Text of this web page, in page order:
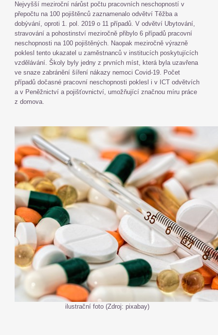
Nejvyšší meziroční nárůst počtu pracovních neschopností v
přepočtu na 100 pojištěnců zaznamenalo odvětví Těžba a
dobývání, oproti 1. pol. 2019 o 11 případů. V odvětví Ubytování,
stravování a pohostinství meziročně přibylo 6 případů pracovní
neschopnosti na 100 pojištěných. Naopak meziročně výrazně
poklesl tento ukazatel u zaměstnanců v institucích poskytujících
vzdělávání. Školy byly jedny z prvních míst, která byla uzavřena
ve snaze zabránění šíření nákazy nemoci Covid-19. Počet
případů dočasné pracovní neschopnosti poklesl i v ICT odvětvích
a v Peněžnictví a pojišťovnictví, umožňující značnou míru práce
z domova.
ilustrační foto (Zdroj: pixabay)